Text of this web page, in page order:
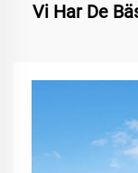
Vi Har De